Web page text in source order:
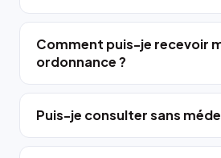
Comment puis-je recevoir
ordonnance ?
Puis-je consulter sans